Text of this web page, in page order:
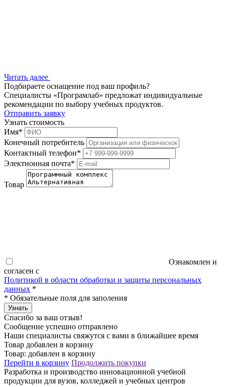
Читать далее
Подбираете оснащение под ваш профиль?
Специалисты «Програмлаб» предложат индивидуальные
рекомендации по выбору учебных продуктов.
Отправить заявку
Узнать стоимость
Имя*
Конечный потребитель
Контактный телефон*
Электнонная почта*
Товар
Ознакомлен и
согласен с
Политикой в области обработки и защиты персональных
данных *
* Обязательные поля для заполения
Узнать
Спасибо за ваш отзыв!
Сообщение успешно отправлено
Наши специалисты свяжутся с вами в ближайшее время
Товар добавлен в корзину
Товар: добавлен в корзину
Перейти в корзину Продолжить покупки
Разработка и производство инновационной учебной
продукции для вузов, колледжей и учебных центров